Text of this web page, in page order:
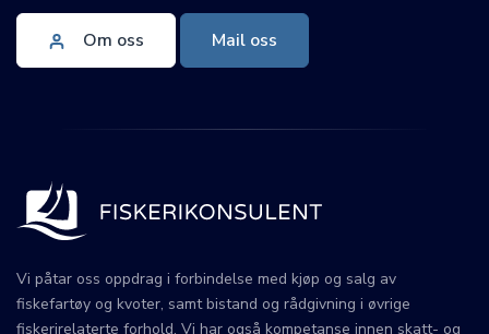
Om oss Mail oss
Vi påtar oss oppdrag i forbindelse med kjøp og salg av
fiskefartøy og kvoter, samt bistand og rådgivning i øvrige
fiskerirelaterte forhold. Vi har også kompetanse innen skatt- og